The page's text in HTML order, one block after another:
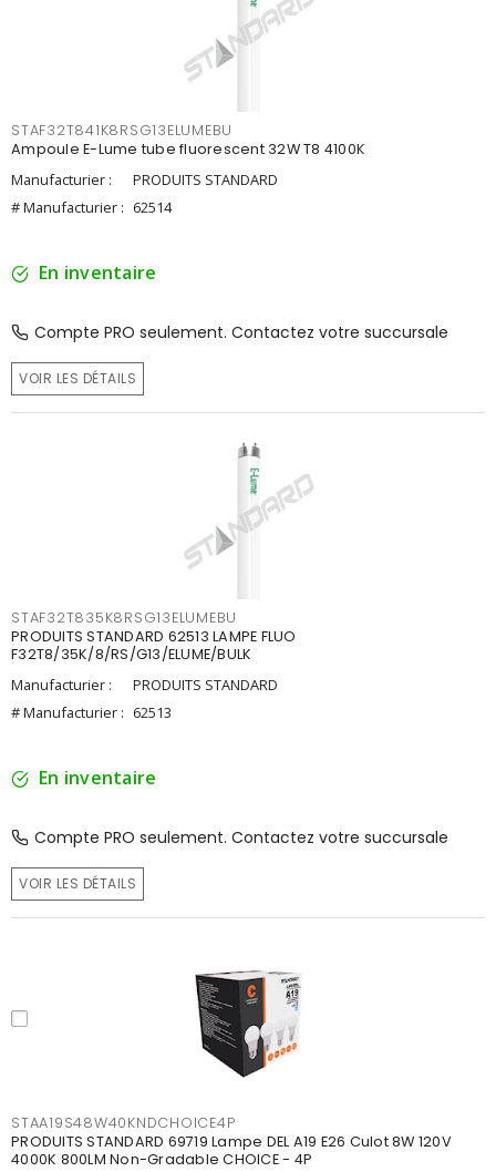
STAF32T841K8RSG13ELUMEBU
Ampoule E-Lume tube fluorescent 32W T8 4100K
Manufacturier :
PRODUITS STANDARD
# Manufacturier : 62514
En inventaire
Compte PRO seulement. Contactez votre succursale
VOIR LES DÉTAILS
STAF32T835K8RSG13ELUMEBU
PRODUITS STANDARD 62513 LAMPE FLUO
F32T8/35K/8/RS/G13/ELUME/BULK
Manufacturier :
PRODUITS STANDARD
# Manufacturier : 62513
En inventaire
Compte PRO seulement. Contactez votre succursale
VOIR LES DÉTAILS
STAA19S48W40KNDCHOICE4P
PRODUITS STANDARD 69719 Lampe DEL A19 E26 Culot 8W 120V
4000K 800LM Non-Gradable CHOICE - 4P